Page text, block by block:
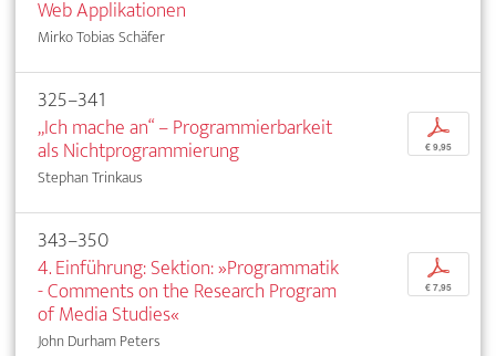
Web Applikationen
Mirko Tobias Schäfer
325–341
„Ich mache an“ – Programmierbarkeit
als Nichtprogrammierung
Stephan Trinkaus
p
€ 9,95
343–350
4. Einführung: Sektion: »Programmatik
- Comments on the Research Program
of Media Studies«
John Durham Peters
p
€ 7,95